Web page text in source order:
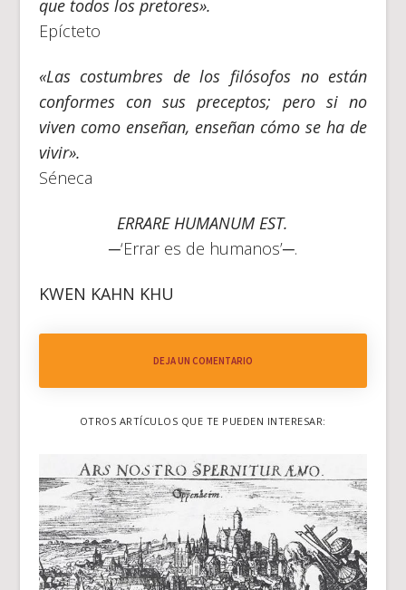
que todos los pretores».
Epícteto
«Las costumbres de los filósofos no están
conformes con sus preceptos; pero si no
viven como enseñan, enseñan cómo se ha de
vivir».
Séneca
ERRARE HUMANUM EST.
─‘Errar es de humanos’─.
KWEN KAHN KHU
DEJA UN COMENTARIO
OTROS ARTÍCULOS QUE TE PUEDEN INTERESAR: